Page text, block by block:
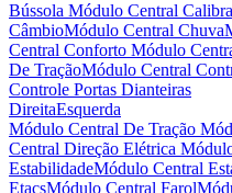
Bússola Módulo Central
CâmbioMódulo Central Chuva
Central Conforto Módulo
De TraçãoMódulo Central
Controle Portas Dianteiras
DireitaEsquerda
Módulo Central De Tração
Central Direção Elétrica
EstabilidadeMódulo Central
EtacsMódulo Central Farol